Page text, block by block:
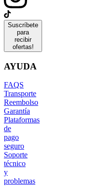
Suscríbete
para
recibir
ofertas!
AYUDA
FAQS
Transporte
Reembolso
Garantía
Plataformas
de
pago
seguro
Soporte
técnico
y
problemas